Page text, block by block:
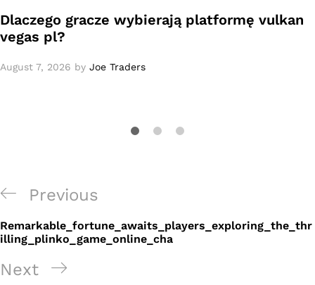
Dlaczego gracze wybierają platformę vulkan
vegas pl?
August 7, 2026 by Joe Traders
Post
navigation
Previous
Post
Previous
Remarkable_fortune_awaits_players_exploring_the_thr
illing_plinko_game_online_cha
Next
Next